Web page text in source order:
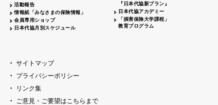
活動報告
情報紙「みなさまの保険情報」
会員専用ショップ
日本代協月別スケジュール
『日本代協新プラン』
日本代協アカデミー
「損害保険大学課程」
教育プログラム
サイトマップ
プライバシーポリシー
リンク集
ご意見・ご要望はこちらまで